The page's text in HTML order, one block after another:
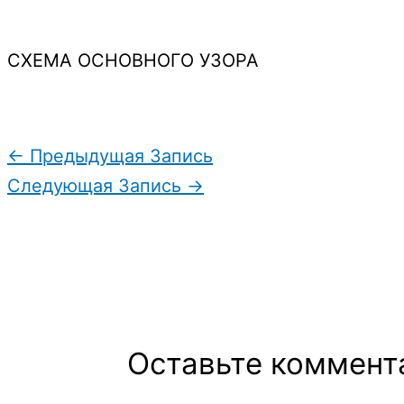
СХЕМА ОСНОВНОГО УЗОРА
← Предыдущая Запись
Следующая Запись →
Оставьте